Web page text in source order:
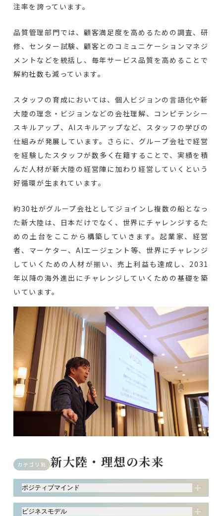
注率を誇っています。
品質管理部門では、顧客満足度を高めるための調査、研
修、センター試験、顧客とのコミュニケーションマネジ
メントなどを統括し、毎年サービス品質を高めることで
解約社数も減っています。
スタッフの育成においては、個人ビジョンの言語化や新
大陸の理念・ビジョンなどの会社理解、コンピテンシー
スキルアップ、AIスキルアップなど、スタッフの学びの
仕組みが発展しています。さらに、グループ会社で経営
を経験したスタッフが数多く在籍することで、実績を積
んだ人材が新大陸の経営陣に加わり経営していくという
好循環が生まれています。
約30社がグループ会社としてジョインし複数の船となっ
た新大陸は、日本だけでなく、世界にチャレンジするた
めの土台をここから構築していきます。起業家、経営
者、マーケター、AIエージェント等、世界にチャレンジ
していくための人材が揃い、売上利益も達成し、2031
年以降の海外進出にチャレンジしていくための基礎を築
いています。
カテゴリ別 新大陸・理想の未来
ポジティブマインド
ビジネスモデル